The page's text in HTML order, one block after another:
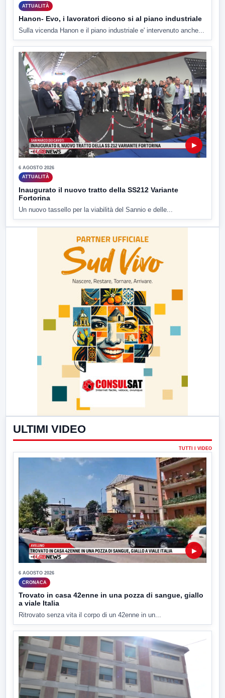
ATTUALITÀ
Hanon- Evo, i lavoratori dicono si al piano industriale
Sulla vicenda Hanon e il piano industriale e' intervenuto anche...
▶
6 AGOSTO 2026
ATTUALITÀ
Inaugurato il nuovo tratto della SS212 Variante
Fortorina
Un nuovo tassello per la viabilità del Sannio e delle...
ULTIMI VIDEO
TUTTI I VIDEO
▶
6 AGOSTO 2026
CRONACA
Trovato in casa 42enne in una pozza di sangue, giallo
a viale Italia
Ritrovato senza vita il corpo di un 42enne in un...